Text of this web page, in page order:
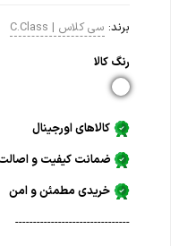
برند: سی کلاس | C.Class
رنگ كالا
کالاهای اورجینال
ضمانت کیفیت و
خریدی مطمئن و امن
--------------------------------